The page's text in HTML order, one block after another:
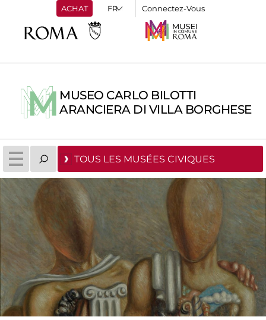
ACHAT Connectez-Vous
MUSEO CARLO BILOTTI
ARANCIERA DI VILLA BORGHESE
TOUS LES MUSÉES CIVIQUES